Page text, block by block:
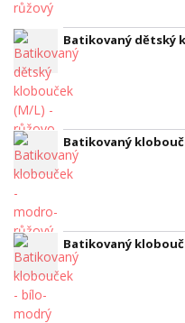
Batikovaný dětský
Batikovaný
Batikovaný